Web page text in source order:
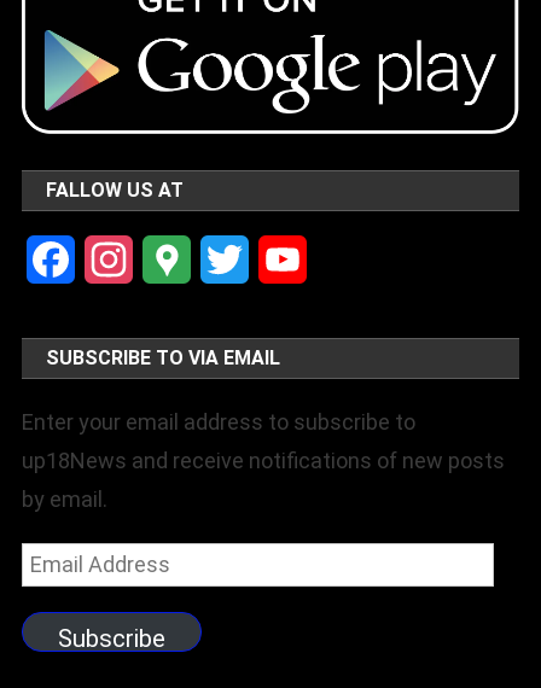
FALLOW US AT
FacebookInstagramGoogle Twitter
SUBSCRIBE TO VIA EMAIL
Enter your email address to subscribe to
up18News and receive notifications of new posts
by email.
Email
Subscribe